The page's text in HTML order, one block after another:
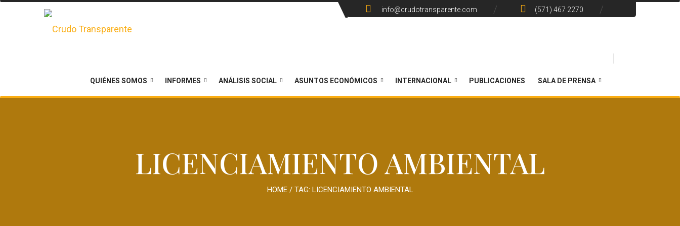
info@crudotransparente.com (571) 467 2270
QUIÉNES SOMOS INFORMES ANÁLISIS SOCIAL ASUNTOS ECONÓMICOS INTERNACIONAL PUBLICACIONES SALA DE PRENSA
LICENCIAMIENTO AMBIENTAL
HOME/ TAG: LICENCIAMIENTO AMBIENTAL